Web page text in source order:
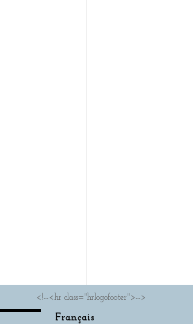
<!--<hr class="hrlogofooter">-->
Français